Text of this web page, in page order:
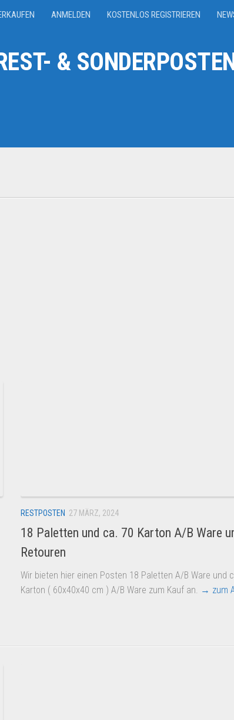
ANMELDEN KOSTENLOS REGISTRIEREN
&
RESTPOSTEN 27 MÄRZ, 2024
18 Paletten und ca. 70 Karton A/B Ware
Retouren
Wir bieten hier einen Posten 18 Paletten A/B Ware und
Karton ( 60x40x40 cm ) A/B Ware zum Kauf an.
→ zum